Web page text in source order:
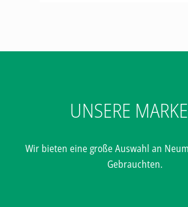
UNSERE
Wir bieten eine große Auswahl an
Gebrauchten.